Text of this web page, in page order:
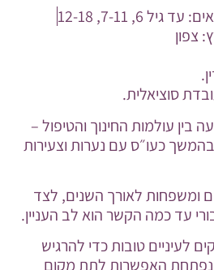
עד גיל 6 ,
7-11
,
12-18
צפון
סוציאלית.
בין עולמות החינוך והטיפול –
כעו״ס עם נערות וצעירות
ומשפחות לאורך השנים, לצד
עד כמה הקשר הוא לב העניין.
לעיניים טובות כדי להרגיש
נפתחת האפשרות לתת מקום